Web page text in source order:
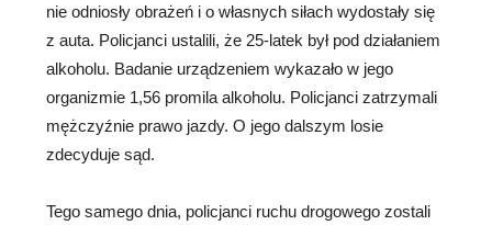
nie odniosły obrażeń i o własnych siłach wydostały się
z auta. Policjanci ustalili, że 25-latek był pod działaniem
alkoholu. Badanie urządzeniem wykazało w jego
organizmie 1,56 promila alkoholu. Policjanci zatrzymali
mężczyźnie prawo jazdy. O jego dalszym losie
zdecyduje sąd.
Tego samego dnia, policjanci ruchu drogowego zostali